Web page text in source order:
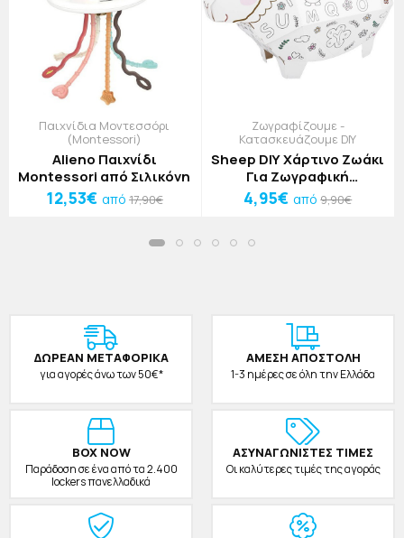
Παιχνίδια Μοντεσσόρι
(Montessori)
Alieno Παιχνίδι
Montessori από Σιλικόνη
12,53€ από 17,90€
Ζωγραφίζουμε -
Κατασκευάζουμε DIY
Sheep DIY Χάρτινο Ζωάκι
Για Ζωγραφική
29,5x15,5x18cm
4,95€ από9,90€
ΔΩΡΕAΝ ΜΕΤΑΦΟΡΙΚΑ
για αγορές άνω των 50€*
ΑΜΕΣΗ ΑΠΟΣΤΟΛΗ
1-3 ημέρες σε όλη την Ελλάδα
BOX NOW
Παράδοση σε ένα από τα 2.400
lockers πανελλαδικά
ΑΣΥΝΑΓΩΝΙΣΤΕΣ ΤΙΜΕΣ
Οι καλύτερες τιμές της αγοράς